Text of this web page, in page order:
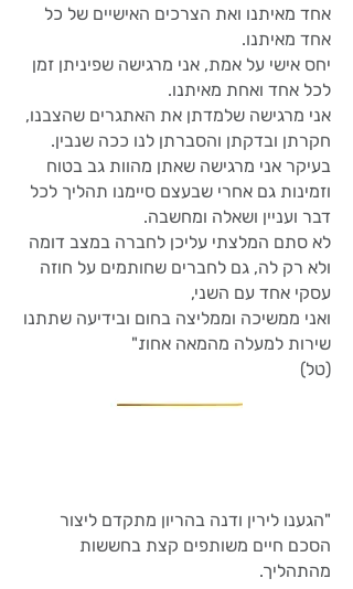
אחד מאיתנו ואת הצרכים האישיים של כל
אחד מאיתנו.
יחס אישי על אמת, אני מרגישה שפיניתן זמן
לכל אחד ואחת מאיתנו.
אני מרגישה שלמדתן את האתגרים שהצבנו,
חקרתן ובדקתן והסברתן לנו ככה שנבין.
בעיקר אני מרגישה שאתן מהוות גב בטוח
וזמינות גם אחרי שבעצם סיימנו תהליך לכל
דבר ועניין ושאלה ומחשבה.
לא סתם המלצתי עליכן לחברה במצב דומה
ולא רק לה, גם לחברים שחותמים על חוזה
עסקי אחד עם השני,
ואני ממשיכה וממליצה בחום ובידיעה שתתנו
שירות למעלה מהמאה אחוז."
(טל)
"הגענו לירין ודנה בהריון מתקדם ליצור
הסכם חיים משותפים קצת בחששות
מהתהליך.